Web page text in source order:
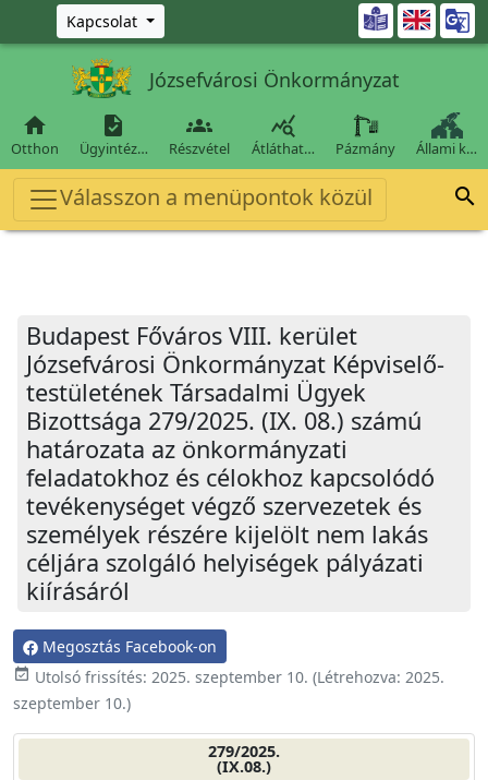
Ugrás a fő tartalomra
Kapcsolat 
Józsefvárosi Önkormányzat

Otthon

Ügyintéz…

Részvétel

Átláthat… Pázmány Állami k…
Válasszon a menüpontok közül 
Budapest Főváros VIII. kerület
Józsefvárosi Önkormányzat Képviselő-
testületének Társadalmi Ügyek
Bizottsága 279/2025. (IX. 08.) számú
határozata az önkormányzati
feladatokhoz és célokhoz kapcsolódó
tevékenységet végző szervezetek és
személyek részére kijelölt nem lakás
céljára szolgáló helyiségek pályázati
kiírásáról
Megosztás Facebook-on
event_available Utolsó frissítés: 2025. szeptember 10. (Létrehozva: 2025.
szeptember 10.)
279/2025.
(IX.08.)